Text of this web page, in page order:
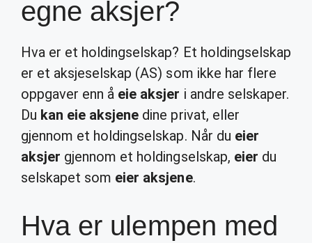
egne aksjer?
Hva er et holdingselskap? Et holdingselskap
er et aksjeselskap (AS) som ikke har flere
oppgaver enn å eie aksjer i andre selskaper.
Du kan eie aksjene dine privat, eller
gjennom et holdingselskap. Når du eier
aksjer gjennom et holdingselskap, eier du
selskapet som eier aksjene.
Hva er ulempen med